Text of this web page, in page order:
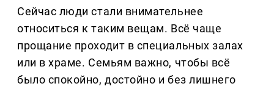
Сейчас люди стали внимательнее
относиться к таким вещам. Всё чаще
прощание проходит в специальных залах
или в храме. Семьям важно, чтобы всё
было спокойно, достойно и без лишнего